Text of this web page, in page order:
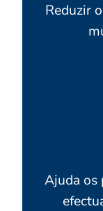
Reduzir
Ajuda os